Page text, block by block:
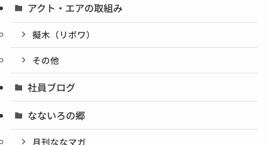
アクト・エアの取組み
擬木（リボワ）
その他
社員ブログ
なないろの郷
月刊ななマガ